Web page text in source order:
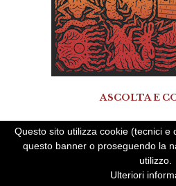
ASCOLTA E
Questo sito utilizza cookie (tecnici e
questo banner o proseguendo la
utilizzo.
Ulteriori